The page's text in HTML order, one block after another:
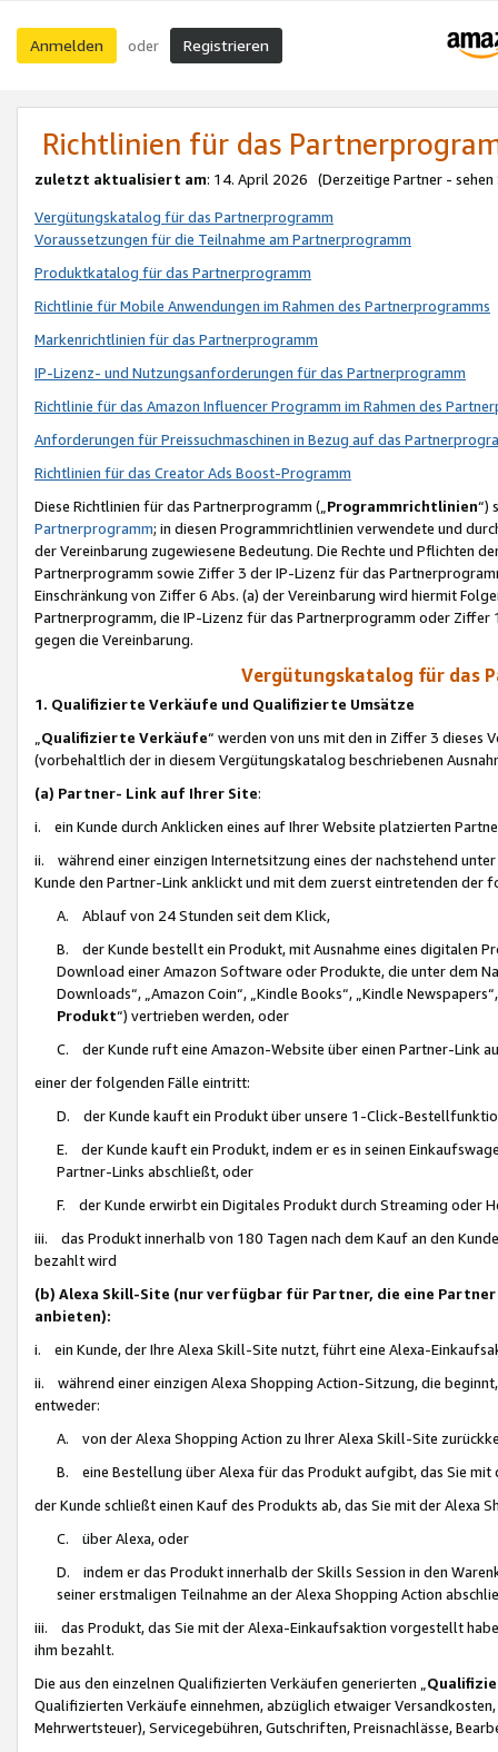
Anmelden oder Registrieren
Richtlinien für das
zuletzt aktualisiert am: 14. April 2026 (Derzeitige Partner - sehen
Vergütungskatalog für das Partnerprogramm
Voraussetzungen für die Teilnahme am Partnerprogramm
Produktkatalog für das Partnerprogramm
Richtlinie für Mobile Anwendungen im Rahmen des Partnerprogramms
Markenrichtlinien für das Partnerprogramm
IP-Lizenz- und Nutzungsanforderungen für das Partnerprogramm
Richtlinie für das Amazon Influencer Programm im Rahmen des
Anforderungen für Preissuchmaschinen in Bezug auf das
Richtlinien für das Creator Ads Boost-Programm
Diese Richtlinien für das Partnerprogramm („Programmrichtlinien“)
Partnerprogramm; in diesen Programmrichtlinien verwendete und
der Vereinbarung zugewiesene Bedeutung. Die Rechte und Pflichten
Partnerprogramm sowie Ziffer 3 der IP-Lizenz für das
Einschränkung von Ziffer 6 Abs. (a) der Vereinbarung wird hiermit
Partnerprogramm, die IP-Lizenz für das Partnerprogramm oder
gegen die Vereinbarung.
Vergütungskatalog für das
1. Qualifizierte Verkäufe und Qualifizierte Umsätze
Qualifizierte Verkäufe“ werden von uns mit den in Ziffer 3
(vorbehaltlich der in diesem Vergütungskatalog beschriebenen
(a) Partner- Link auf Ihrer Site:
i. ein Kunde durch Anklicken eines auf Ihrer Website platzierten
ii. während einer einzigen Internetsitzung eines der nachstehend
Kunde den Partner-Link anklickt und mit dem zuerst eintretenden der
A. Ablauf von 24 Stunden seit dem Klick,
B. der Kunde bestellt ein Produkt, mit Ausnahme eines digitalen
Download einer Amazon Software oder Produkte, die unter dem
Downloads“, „Amazon Coin“, „Kindle Books“, „Kindle
Produkt“) vertrieben werden, oder
C. der Kunde ruft eine Amazon-Website über einen Partner-Link
einer der folgenden Fälle eintritt:
D. der Kunde kauft ein Produkt über unsere 1-Click-
E. der Kunde kauft ein Produkt, indem er es in seinen
Partner-Links abschließt, oder
F. der Kunde erwirbt ein Digitales Produkt durch Streaming oder
iii. das Produkt innerhalb von 180 Tagen nach dem Kauf an den
bezahlt wird
(b) Alexa Skill-Site (nur verfügbar für Partner, die eine
anbieten):
i. ein Kunde, der Ihre Alexa Skill-Site nutzt, führt eine Alexa-
ii. während einer einzigen Alexa Shopping Action-Sitzung, die
entweder:
A. von der Alexa Shopping Action zu Ihrer Alexa Skill-Site
B. eine Bestellung über Alexa für das Produkt aufgibt, das Sie mit
der Kunde schließt einen Kauf des Produkts ab, das Sie mit der Alexa
C. über Alexa, oder
D. indem er das Produkt innerhalb der Skills Session in den
seiner erstmaligen Teilnahme an der Alexa Shopping Action
iii. das Produkt, das Sie mit der Alexa-Einkaufsaktion vorgestellt
ihm bezahlt.
Die aus den einzelnen Qualifizierten Verkäufen generierten „
Qualifizierten Verkäufe einnehmen, abzüglich etwaiger
Mehrwertsteuer), Servicegebühren, Gutschriften, Preisnachlässe,